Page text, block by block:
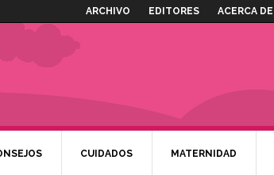
ARCHIVO EDITORES ACERCA DE
CUIDADOS MATERNIDAD